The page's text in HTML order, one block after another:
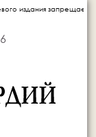
письменного